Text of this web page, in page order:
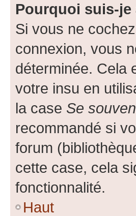
Pourquoi suis-
Si vous ne
connexion, vous
déterminée. Cela
votre insu en
la case Se
recommandé si
forum
cette case, cela
fonctionnalité.
Haut